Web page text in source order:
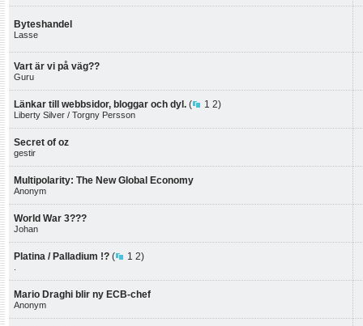
Byteshandel
Lasse
Vart är vi på väg??
Guru
Länkar till webbsidor, bloggar och dyl. ( 1 2)
Liberty Silver / Torgny Persson
Secret of oz
gestir
Multipolarity: The New Global Economy
Anonym
World War 3???
Johan
Platina / Palladium !? ( 1 2)
Mario Draghi blir ny ECB-chef
Anonym